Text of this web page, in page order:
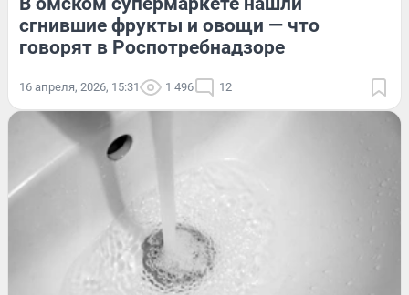
сгнившие фрукты и овощи — что
говорят в Роспотребнадзоре
16 апреля, 2026, 15:31 1 496 12